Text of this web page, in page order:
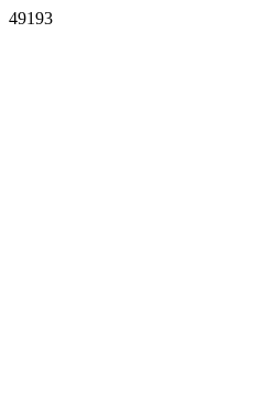
49193